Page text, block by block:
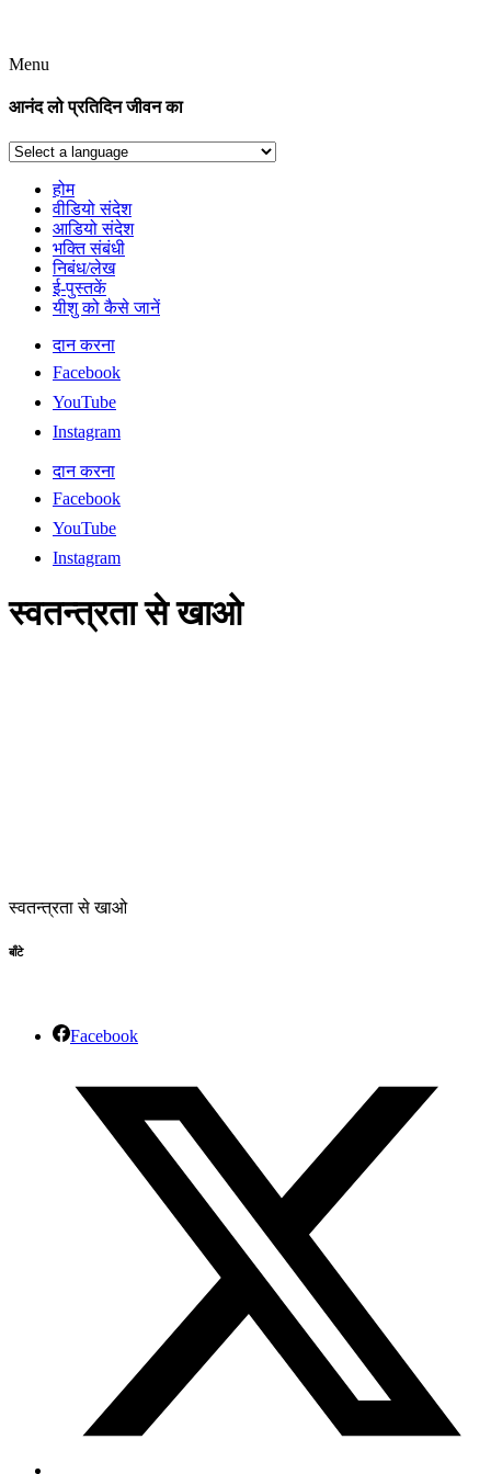
Menu
आनंद लो प्रतिदिन जीवन का
होम
वीडियो संदेश
आडियो संदेश
भक्ति संबंधी
निबंध/लेख
ई-पुस्तकें
यीशु को कैसे जानें
दान करना
Facebook
YouTube
Instagram
दान करना
Facebook
YouTube
Instagram
स्वतन्त्रता से खाओ
स्वतन्त्रता से खाओ
बाँटे
Facebook